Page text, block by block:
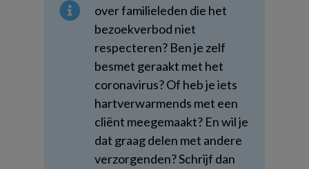
over familieleden die het
bezoekverbod niet
respecteren? Ben je zelf
besmet geraakt met het
coronavirus? Of heb je iets
hartverwarmends met een
cliënt meegemaakt? En wil je
dat graag delen met andere
verzorgenden? Schrijf dan